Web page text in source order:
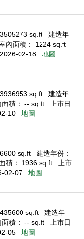
sq.ft
建造年
內面積： 1224 sq.ft
2026-02-18
地圖
sq.ft
建造年
面積： -- sq.ft
上市日
10
地圖
sq.ft
建造年份：
積： 1936 sq.ft
上市
02-07
地圖
sq.ft
建造年
面積： -- sq.ft
上市日
05
地圖